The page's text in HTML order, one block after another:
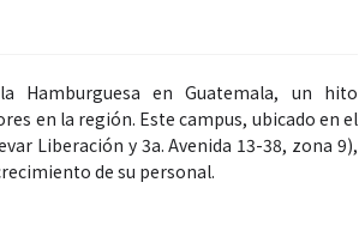
Hamburguesa en Guatemala, un hito
en la región. Este campus, ubicado en el
Liberación y 3a. Avenida 13-38, zona 9),
de su personal.